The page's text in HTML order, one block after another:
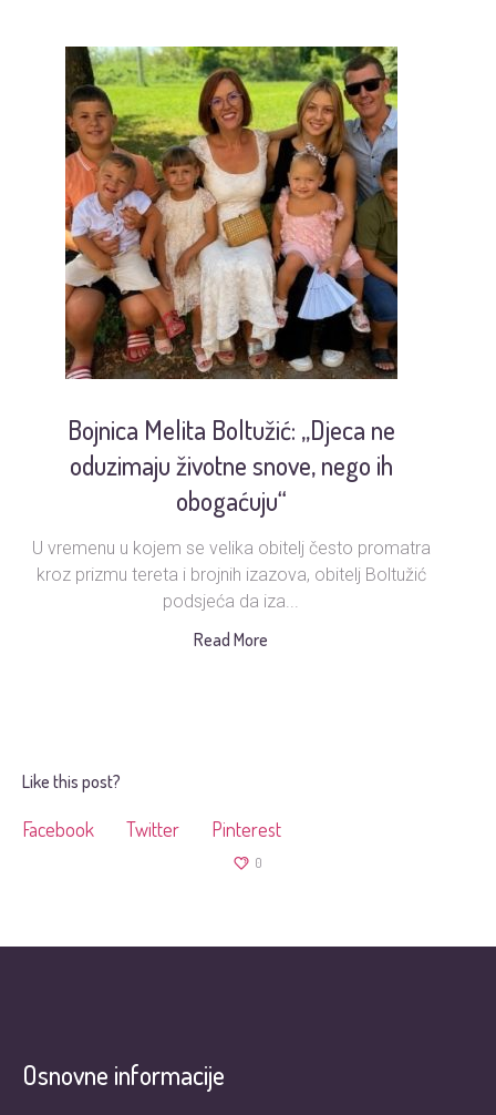
Bojnica Melita Boltužić: „Djeca ne
oduzimaju životne snove, nego ih
obogaćuju“
U vremenu u kojem se velika obitelj često promatra
kroz prizmu tereta i brojnih izazova, obitelj Boltužić
podsjeća da iza...
Read More
Like this post?
Facebook Twitter Pinterest
0
Osnovne informacije